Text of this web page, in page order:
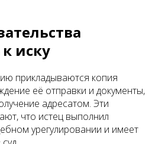
иску
прикладываются копия
её отправки и документы,
адресатом. Эти
что истец выполнил
урегулировании и имеет